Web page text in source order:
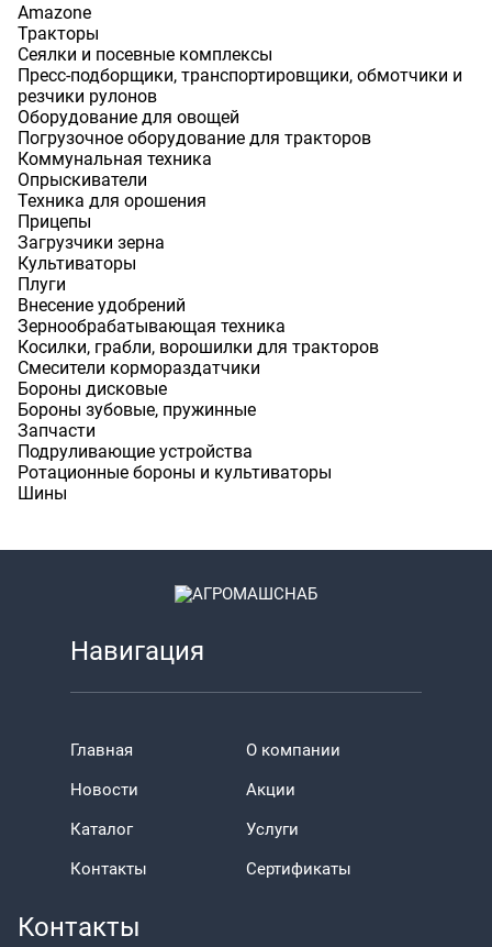
Amazone
Тракторы
Сеялки и посевные комплексы
Пресс-подборщики, транспортировщики, обмотчики и
резчики рулонов
Оборудование для овощей
Погрузочное оборудование для тракторов
Коммунальная техника
Опрыскиватели
Техника для орошения
Прицепы
Загрузчики зерна
Культиваторы
Плуги
Внесение удобрений
Зернообрабатывающая техника
Косилки, грабли, ворошилки для тракторов
Смесители кормораздатчики
Бороны дисковые
Бороны зубовые, пружинные
Запчасти
Подруливающие устройства
Ротационные бороны и культиваторы
Шины
Навигация
Главная
О компании
Новости
Акции
Каталог
Услуги
Контакты
Сертификаты
Контакты